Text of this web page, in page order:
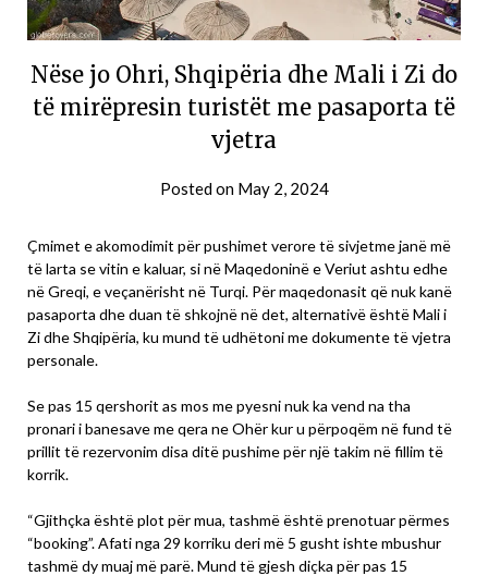
Nëse jo Ohri, Shqipëria dhe Mali i Zi do
të mirëpresin turistët me pasaporta të
vjetra
Posted on May 2, 2024
Çmimet e akomodimit për pushimet verore të sivjetme janë më
të larta se vitin e kaluar, si në Maqedoninë e Veriut ashtu edhe
në Greqi, e veçanërisht në Turqi. Për maqedonasit që nuk kanë
pasaporta dhe duan të shkojnë në det, alternativë është Mali i
Zi dhe Shqipëria, ku mund të udhëtoni me dokumente të vjetra
personale.
Se pas 15 qershorit as mos me pyesni nuk ka vend na tha
pronari i banesave me qera ne Ohër kur u përpoqëm në fund të
prillit të rezervonim disa ditë pushime për një takim në fillim të
korrik.
“Gjithçka është plot për mua, tashmë është prenotuar përmes
“booking”. Afati nga 29 korriku deri më 5 gusht ishte mbushur
tashmë dy muaj më parë. Mund të gjesh diçka për pas 15